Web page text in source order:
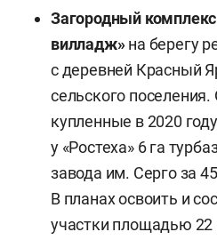
Муниципалитеты
границах, но по
их генеральные планы.
и 4,6 млн кв. м до 2030-го.
от индивидуальных и
в четыре этажа до
Высотность — 5–9 этажей
Загородный комплекс
вилладж»на берегу
с деревней Красный
сельского
купленные в 2020
у «Ростеха» 6 га
завода им. Серго за
В планах освоить и
участки площадью 22